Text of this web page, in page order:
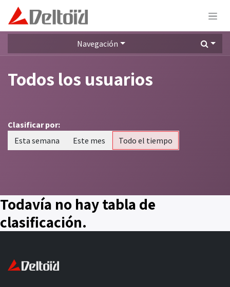
Ir al contenido
Navegación
Todos los usuarios
Clasificar por:
Esta semana
Este mes Todo el tiempo
Todavía no hay tabla de
clasificación.